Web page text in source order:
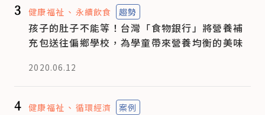
3 健康福祉 永續飲食 趨勢
孩子的肚子不能等！台灣「食物銀行」將營養補
充包送往偏鄉學校，為學童帶來營養均衡的美味
2020.06.12
4 健康福祉 循環經濟 案例